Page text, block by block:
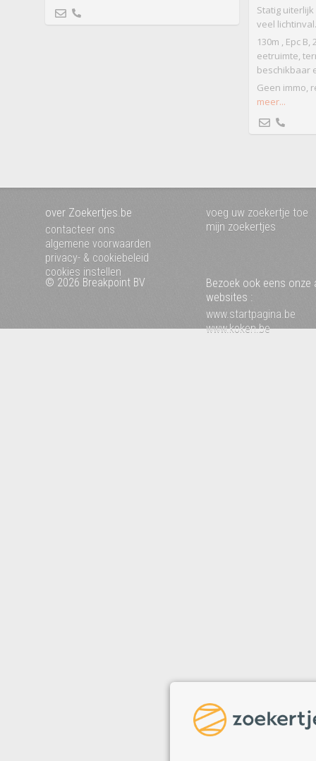
Statig
veel
130m , Epc
eetruimte,
beschikbaar
Geen immo,
meer...
over Zoekertjes.be
contacteer ons
algemene voorwaarden
privacy- & cookiebeleid
cookies instellen
voeg uw zoekertje toe
mijn zoekertjes
© 2026 Breakpoint BV
Bezoek ook eens onze
websites :
www.startpagina.be
www.koken.be